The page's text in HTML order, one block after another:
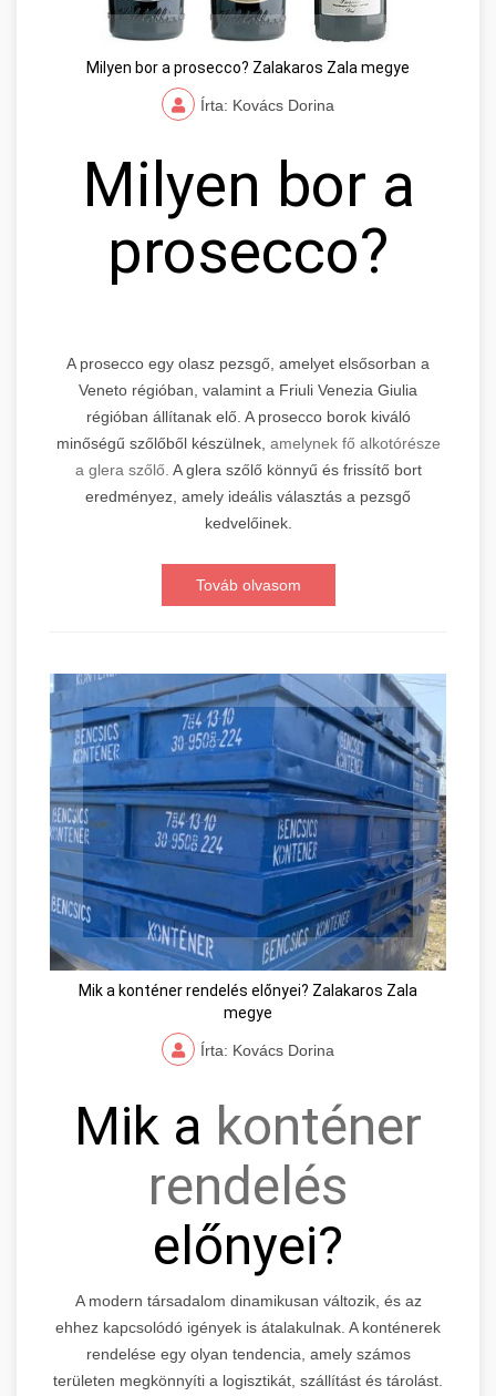
Milyen bor a prosecco? Zalakaros Zala megye
Írta: Kovács Dorina
Milyen bor a
prosecco?
A prosecco egy olasz pezsgő, amelyet elsősorban a
Veneto régióban, valamint a Friuli Venezia Giulia
régióban állítanak elő. A prosecco borok kiváló
minőségű szőlőből készülnek, amelynek fő alkotórésze
a glera szőlő. A glera szőlő könnyű és frissítő bort
eredményez, amely ideális választás a pezsgő
kedvelőinek.
Továb olvasom
Mik a konténer rendelés előnyei? Zalakaros Zala
megye
Írta: Kovács Dorina
Mik a konténer
rendelés
előnyei?
A modern társadalom dinamikusan változik, és az
ehhez kapcsolódó igények is átalakulnak. A konténerek
rendelése egy olyan tendencia, amely számos
területen megkönnyíti a logisztikát, szállítást és tárolást.